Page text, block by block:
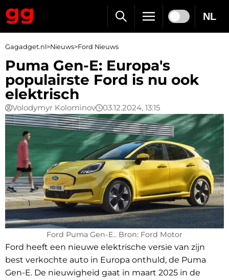
NL
Gagadget.nl>Nieuws>Ford Nieuws
Puma Gen-E: Europa's
populairste Ford is nu ook
elektrisch
Volodymyr Kolominov 03.12.2024, 13:15
Ford Puma Gen-E.. Bron: Ford Motor
Ford heeft een nieuwe elektrische versie van zijn
best verkochte auto in Europa onthuld, de Puma
Gen-E. De nieuwigheid gaat in maart 2025 in de